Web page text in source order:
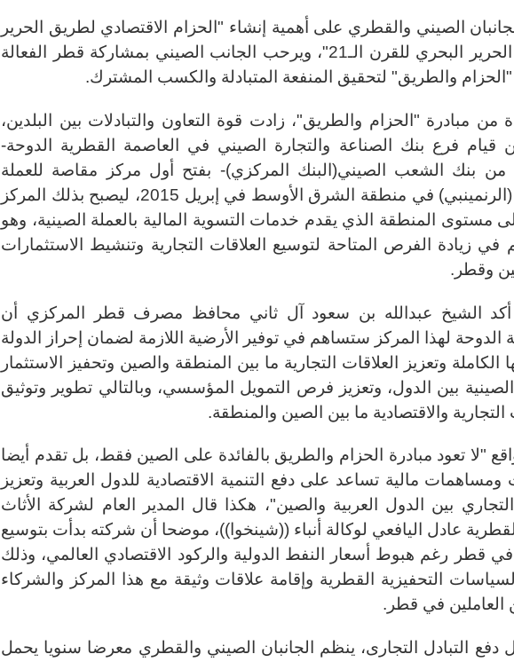
الصيني والقطري على أهمية إنشاء "الحزام الاقتصادي لطريق الحرير
وطريق الحرير البحري للقرن الـ21"، ويرحب الجانب الصيني بمشاركة قطر الفعالة
"الحزام والطريق" لتحقيق المنفعة المتبادلة والكسب المشترك.
من مبادرة "الحزام والطريق"، زادت قوة التعاون والتبادلات بين البلدين،
قيام فرع بنك الصناعة والتجارة الصيني في العاصمة القطرية الدوحة-
من بنك الشعب الصيني(البنك المركزي)- بفتح أول مركز مقاصة للعملة
الصينية (الرنمينبي) في منطقة الشرق الأوسط في إبريل 2015، ليصبح بذلك المركز
مستوى المنطقة الذي يقدم خدمات التسوية المالية بالعملة الصينية، وهو
في زيادة الفرص المتاحة لتوسيع العلاقات التجارية وتنشيط الاستثمارات
وقطر.
أكد الشيخ عبدالله بن سعود آل ثاني محافظ مصرف قطر المركزي أن
الدوحة لهذا المركز ستساهم في توفير الأرضية اللازمة لضمان إحراز الدولة
الكاملة وتعزيز العلاقات التجارية ما بين المنطقة والصين وتحفيز الاستثمار
الصينية بين الدول، وتعزيز فرص التمويل المؤسسي، وبالتالي تطوير وتوثيق
التجارية والاقتصادية ما بين الصين والمنطقة.
"لا تعود مبادرة الحزام والطريق بالفائدة على الصين فقط، بل تقدم أيضا
ومساهمات مالية تساعد على دفع التنمية الاقتصادية للدول العربية وتعزيز
التجاري بين الدول العربية والصين"، هكذا قال المدير العام لشركة الأثاث
القطرية عادل اليافعي لوكالة أنباء ((شينخوا))، موضحا أن شركته بدأت بتوسيع
في قطر رغم هبوط أسعار النفط الدولية والركود الاقتصادي العالمي، وذلك
التحفيزية القطرية وإقامة علاقات وثيقة مع هذا المركز والشركاء
العاملين في قطر.
دفع التبادل التجارى، ينظم الجانبان الصيني والقطري معرضا سنويا يحمل